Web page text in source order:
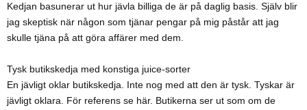
Kedjan basunerar ut hur jävla billiga de är på daglig basis. Själv blir
jag skeptisk när någon som tjänar pengar på mig påstår att jag
skulle tjäna på att göra affärer med dem.
Tysk butikskedja med konstiga juice-sorter
En jävligt oklar butikskedja. Inte nog med att den är tysk. Tyskar är
jävligt oklara. För referens se här. Butikerna ser ut som om de